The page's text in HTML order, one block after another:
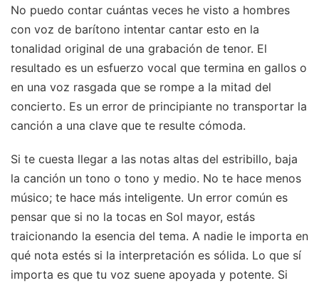
No puedo contar cuántas veces he visto a hombres
con voz de barítono intentar cantar esto en la
tonalidad original de una grabación de tenor. El
resultado es un esfuerzo vocal que termina en gallos o
en una voz rasgada que se rompe a la mitad del
concierto. Es un error de principiante no transportar la
canción a una clave que te resulte cómoda.
Si te cuesta llegar a las notas altas del estribillo, baja
la canción un tono o tono y medio. No te hace menos
músico; te hace más inteligente. Un error común es
pensar que si no la tocas en Sol mayor, estás
traicionando la esencia del tema. A nadie le importa en
qué nota estés si la interpretación es sólida. Lo que sí
importa es que tu voz suene apoyada y potente. Si